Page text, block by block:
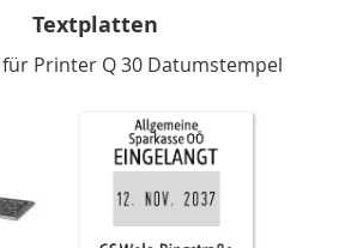
Textplatten
Printer Q 30 Datumstempel